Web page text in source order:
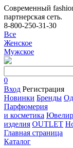
Современный
партнерская сеть.
8-800-250-31-30
Все
Женское
Мужское
0
Вход Регистрация
Новинки Бренды
Парфюмерия
и косметика
изделия OUTLET
Главная страница
Каталог